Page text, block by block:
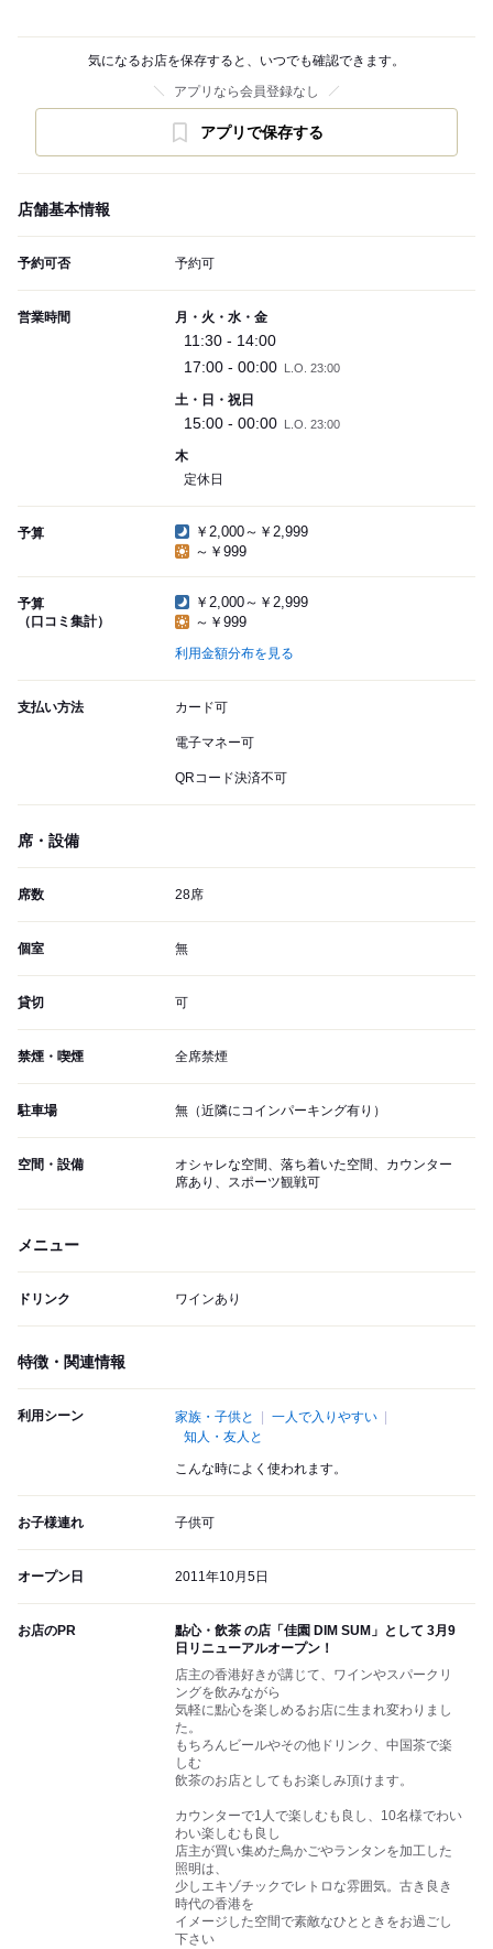
気になるお店を保存すると、いつでも確認できます。
アプリなら会員登録なし
アプリで保存する
店舗基本情報
予約可否 予約可
営業時間 月・火・水・金
11:30 - 14:00
17:00 - 00:00
L.O. 23:00
土・日・祝日
15:00 - 00:00 L.O. 23:00
木
定休日
予算
￥2,000～￥2,999
～￥999
予算
（口コミ集計）
￥2,000～￥2,999
～￥999
利用金額分布を見る
支払い方法 カード可
電子マネー可
QRコード決済不可
席・設備
席数 28席
個室 無
貸切 可
禁煙・喫煙 全席禁煙
駐車場 無（近隣にコインパーキング有り）
空間・設備
オシャレな空間、落ち着いた空間、カウンター
席あり、スポーツ観戦可
メニュー
ドリンク ワインあり
特徴・関連情報
利用シーン 家族・子供と
一人で入りやすい
知人・友人と
こんな時によく使われます。
お子様連れ 子供可
オープン日 2011年10月5日
お店のPR
點心・飲茶 の店「佳園 DIM SUM」として 3月9
日リニューアルオープン！
店主の香港好きが講じて、ワインやスパークリ
ングを飲みながら
気軽に點心を楽しめるお店に生まれ変わりまし
た。
もちろんビールやその他ドリンク、中国茶で楽
しむ
飲茶のお店としてもお楽しみ頂けます。
カウンターで1人で楽しむも良し、10名様でわい
わい楽しむも良し
店主が買い集めた鳥かごやランタンを加工した
照明は、
少しエキゾチックでレトロな雰囲気。古き良き
時代の香港を
イメージした空間で素敵なひとときをお過ごし
下さい